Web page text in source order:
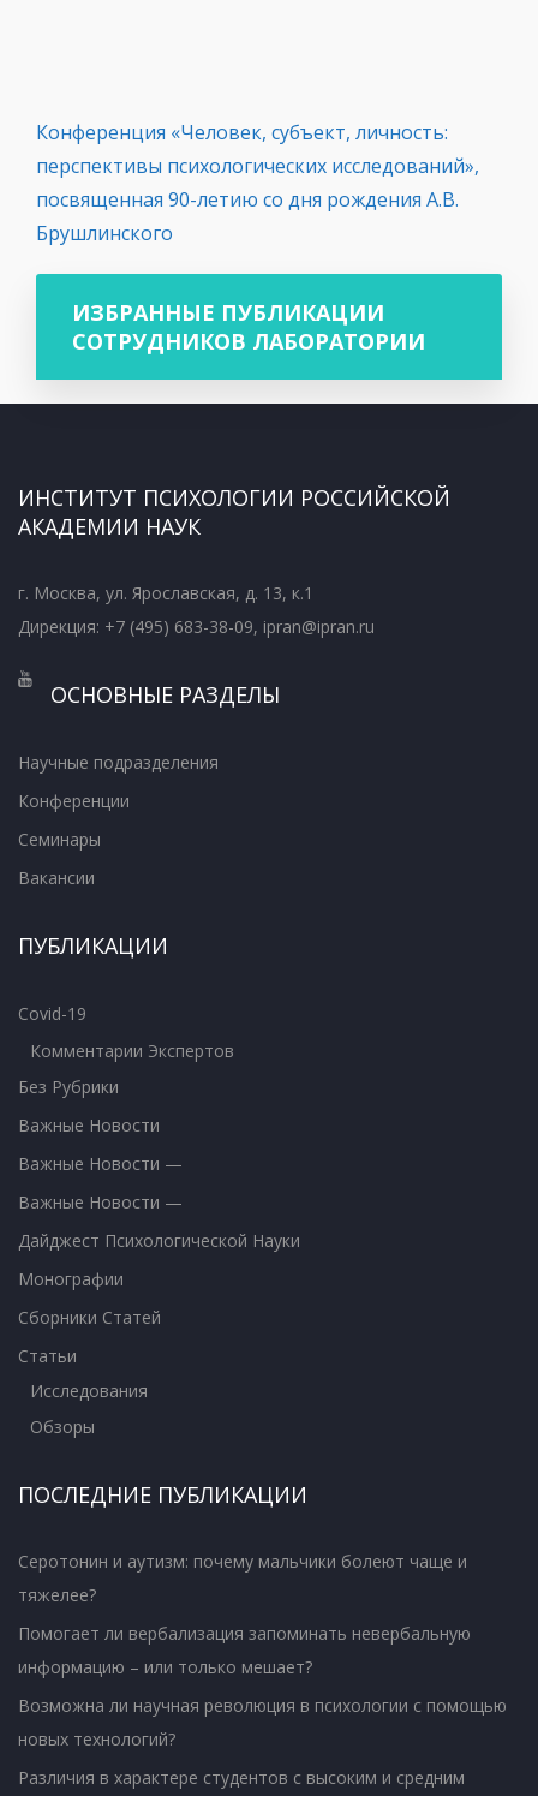
Конференция «Человек, субъект, личность:
перспективы психологических исследований»,
посвященная 90-летию со дня рождения А.В.
Брушлинского
ИЗБРАННЫЕ ПУБЛИКАЦИИ
СОТРУДНИКОВ ЛАБОРАТОРИИ
ИНСТИТУТ ПСИХОЛОГИИ РОССИЙСКОЙ
АКАДЕМИИ НАУК
г. Москва, ул. Ярославская, д. 13, к.1
Дирекция: +7 (495) 683-38-09, ipran@ipran.ru
ОСНОВНЫЕ РАЗДЕЛЫ
Научные подразделения
Конференции
Семинары
Вакансии
ПУБЛИКАЦИИ
Covid-19
Комментарии Экспертов
Без Рубрики
Важные Новости
Важные Новости —
Важные Новости —
Дайджест Психологической Науки
Монографии
Сборники Статей
Статьи
Исследования
Обзоры
ПОСЛЕДНИЕ ПУБЛИКАЦИИ
Серотонин и аутизм: почему мальчики болеют чаще и
тяжелее?
Помогает ли вербализация запоминать невербальную
информацию – или только мешает?
Возможна ли научная революция в психологии с помощью
новых технологий?
Различия в характере студентов с высоким и средним